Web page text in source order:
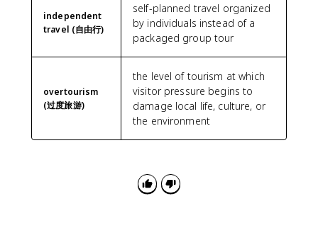
independent
travel (自由行)
self-planned travel organized
by individuals instead of a
packaged group tour
overtourism
(过度旅游)
the level of tourism at which
visitor pressure begins to
damage local life, culture, or
the environment